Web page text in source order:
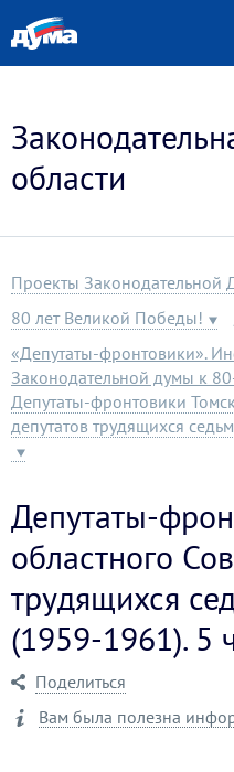
области
Проекты Законодательной
80 лет Великой Победы!
«Депутаты-фронтовики».
Законодательной думы к
Депутаты-фронтовики
депутатов трудящихся
Депутаты-
областного
трудящихся
(1959-1961). 5
Поделиться
Вам была полезна